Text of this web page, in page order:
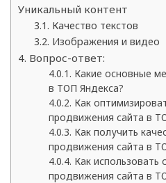
Уникальный контент
Качество текстов
Изображения и видео
Вопрос-ответ:
Какие основные
в ТОП Яндекса?
Как
продвижения сайта в
Как получить
продвижения сайта в
Как использовать
продвижения сайта в